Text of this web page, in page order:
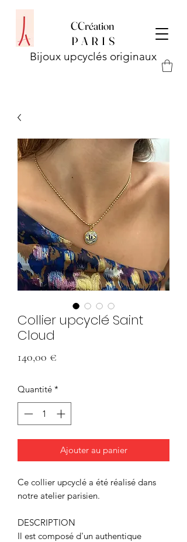
CCréation
P A R I S
Bijoux upcyclés originaux
Collier upcyclé Saint
Cloud
140,00 €
Quantité *
Ajouter au panier
Ce collier upcyclé a été réalisé dans
notre atelier parisien.
DESCRIPTION
Il est composé d'un authentique